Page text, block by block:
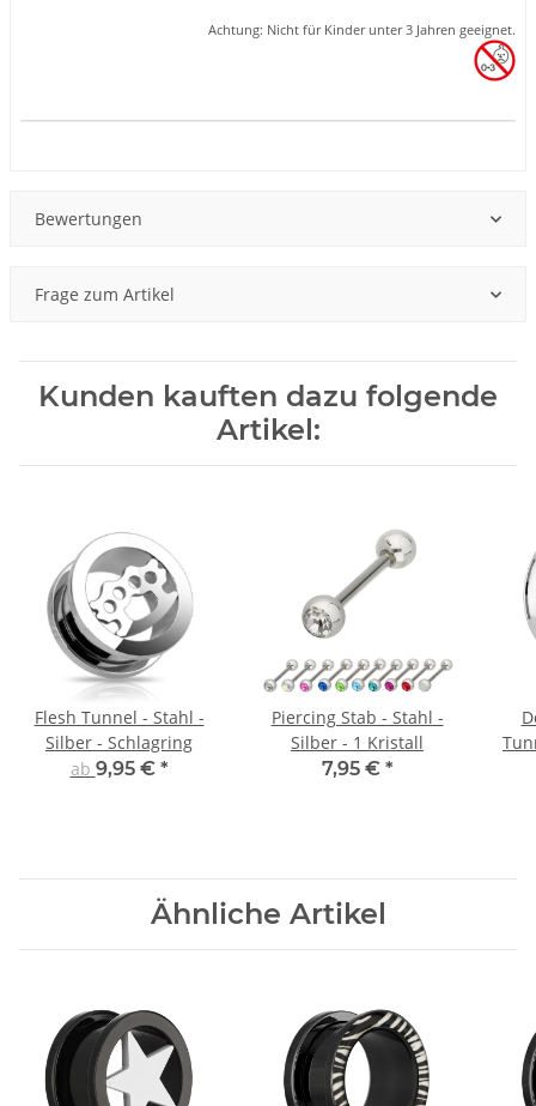
Achtung: Nicht für Kinder unter 3 Jahren geeignet.
Bewertungen
Frage zum Artikel
Kunden kauften dazu folgende
Artikel:
Flesh Tunnel - Stahl -
Silber - Schlagring
ab 9,95 € *
Piercing Stab - Stahl -
Silber - 1 Kristall
7,95 € *
Ähnliche Artikel